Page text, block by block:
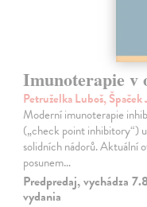
Imunoterapie v
Petruželka Luboš, Špaček
Moderní imunoterapie
(„check point inhibitory“)
solidních nádorů. Aktuální
posunem…
Predpredaj, vychádza
vydania